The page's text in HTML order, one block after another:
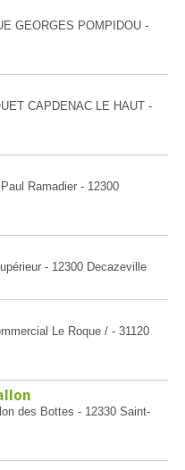
GEORGES POMPIDOU -
CAPDENAC LE HAUT -
Ramadier - 12300
- 12300 Decazeville
Le Roque / - 31120
des Bottes - 12330 Saint-